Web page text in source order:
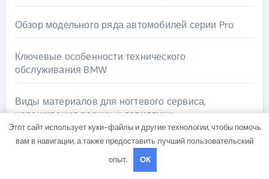
Обзор модельного ряда автомобилей серии Pro
Ключевые особенности технического
обслуживания BMW
Виды материалов для ногтевого сервиса,
наращивания ресниц и депиляции
Обзор методов и стандартов технологии
маркировки товаров
Этот сайт использует куки-файлы и другие технологии, чтобы помочь
вам в навигации, а также предоставить лучший пользовательский
опыт.
OK